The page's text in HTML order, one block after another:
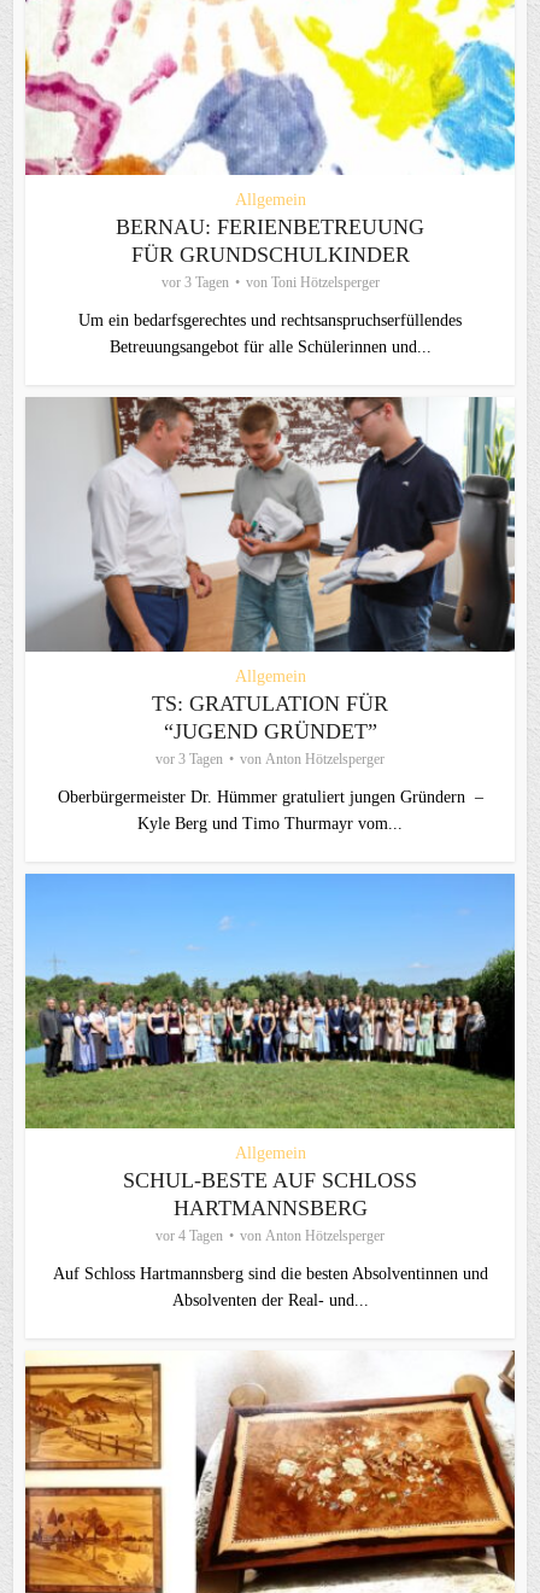
Allgemein
BERNAU: FERIENBETREUUNG
FÜR GRUNDSCHULKINDER
vor 3 Tagen von Toni Hötzelsperger
Um ein bedarfsgerechtes und rechtsanspruchserfüllendes
Betreuungsangebot für alle Schülerinnen und...
Allgemein
TS: GRATULATION FÜR
“JUGEND GRÜNDET”
vor 3 Tagen von Anton Hötzelsperger
Oberbürgermeister Dr. Hümmer gratuliert jungen Gründern –
Kyle Berg und Timo Thurmayr vom...
Allgemein
SCHUL-BESTE AUF SCHLOSS
HARTMANNSBERG
vor 4 Tagen von Anton Hötzelsperger
Auf Schloss Hartmannsberg sind die besten Absolventinnen und
Absolventen der Real- und...